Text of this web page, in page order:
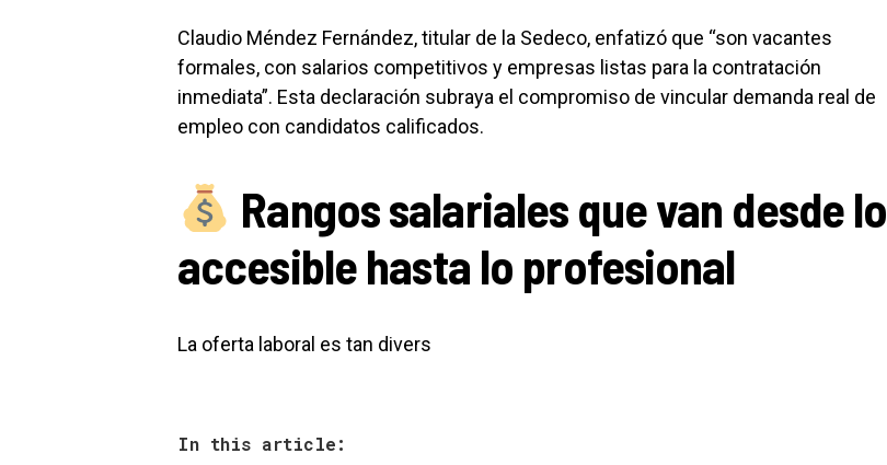
Claudio Méndez Fernández, titular de la Sedeco, enfatizó que “son vacantes
formales, con salarios competitivos y empresas listas para la contratación
inmediata”. Esta declaración subraya el compromiso de vincular demanda real de
empleo con candidatos calificados.
Rangos salariales que van desde lo
accesible hasta lo profesional
La oferta laboral es tan divers
In this article: